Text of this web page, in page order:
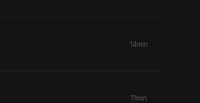
14min
11min